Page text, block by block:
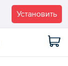
Установить